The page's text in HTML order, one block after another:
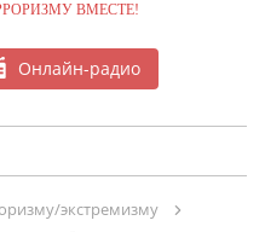
ВМЕСТЕ!
Онлайн-радио
экстремизму